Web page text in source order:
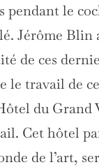
pendant le
Jérôme
de ces
le travail de
du Grand
Cet hôtel
de l’art,